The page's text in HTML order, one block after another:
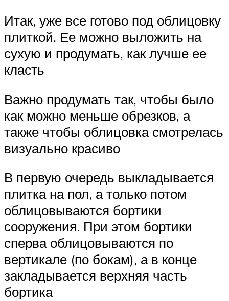
Итак, уже все готово под облицовку
плиткой. Ее можно выложить на
сухую и продумать, как лучше ее
класть
Важно продумать так, чтобы было
как можно меньше обрезков, а
также чтобы облицовка смотрелась
визуально красиво
В первую очередь выкладывается
плитка на пол, а только потом
облицовываются бортики
сооружения. При этом бортики
сперва облицовываются по
вертикале (по бокам), а в конце
закладывается верхняя часть
бортика